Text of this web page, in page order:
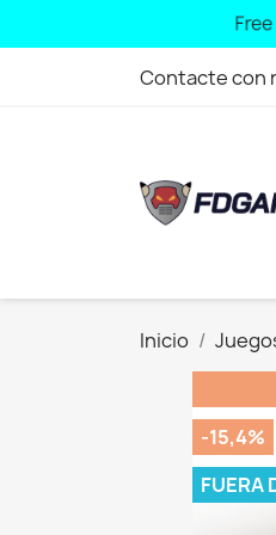
Contacte con
Envío
Inicio
-15,4%
FUERA